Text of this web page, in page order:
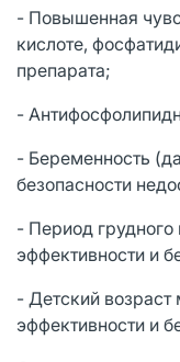
- Повышенная
кислоте,
препарата;
-
- Беременность
безопасности
- Период
эффективности и
- Детский
эффективности и